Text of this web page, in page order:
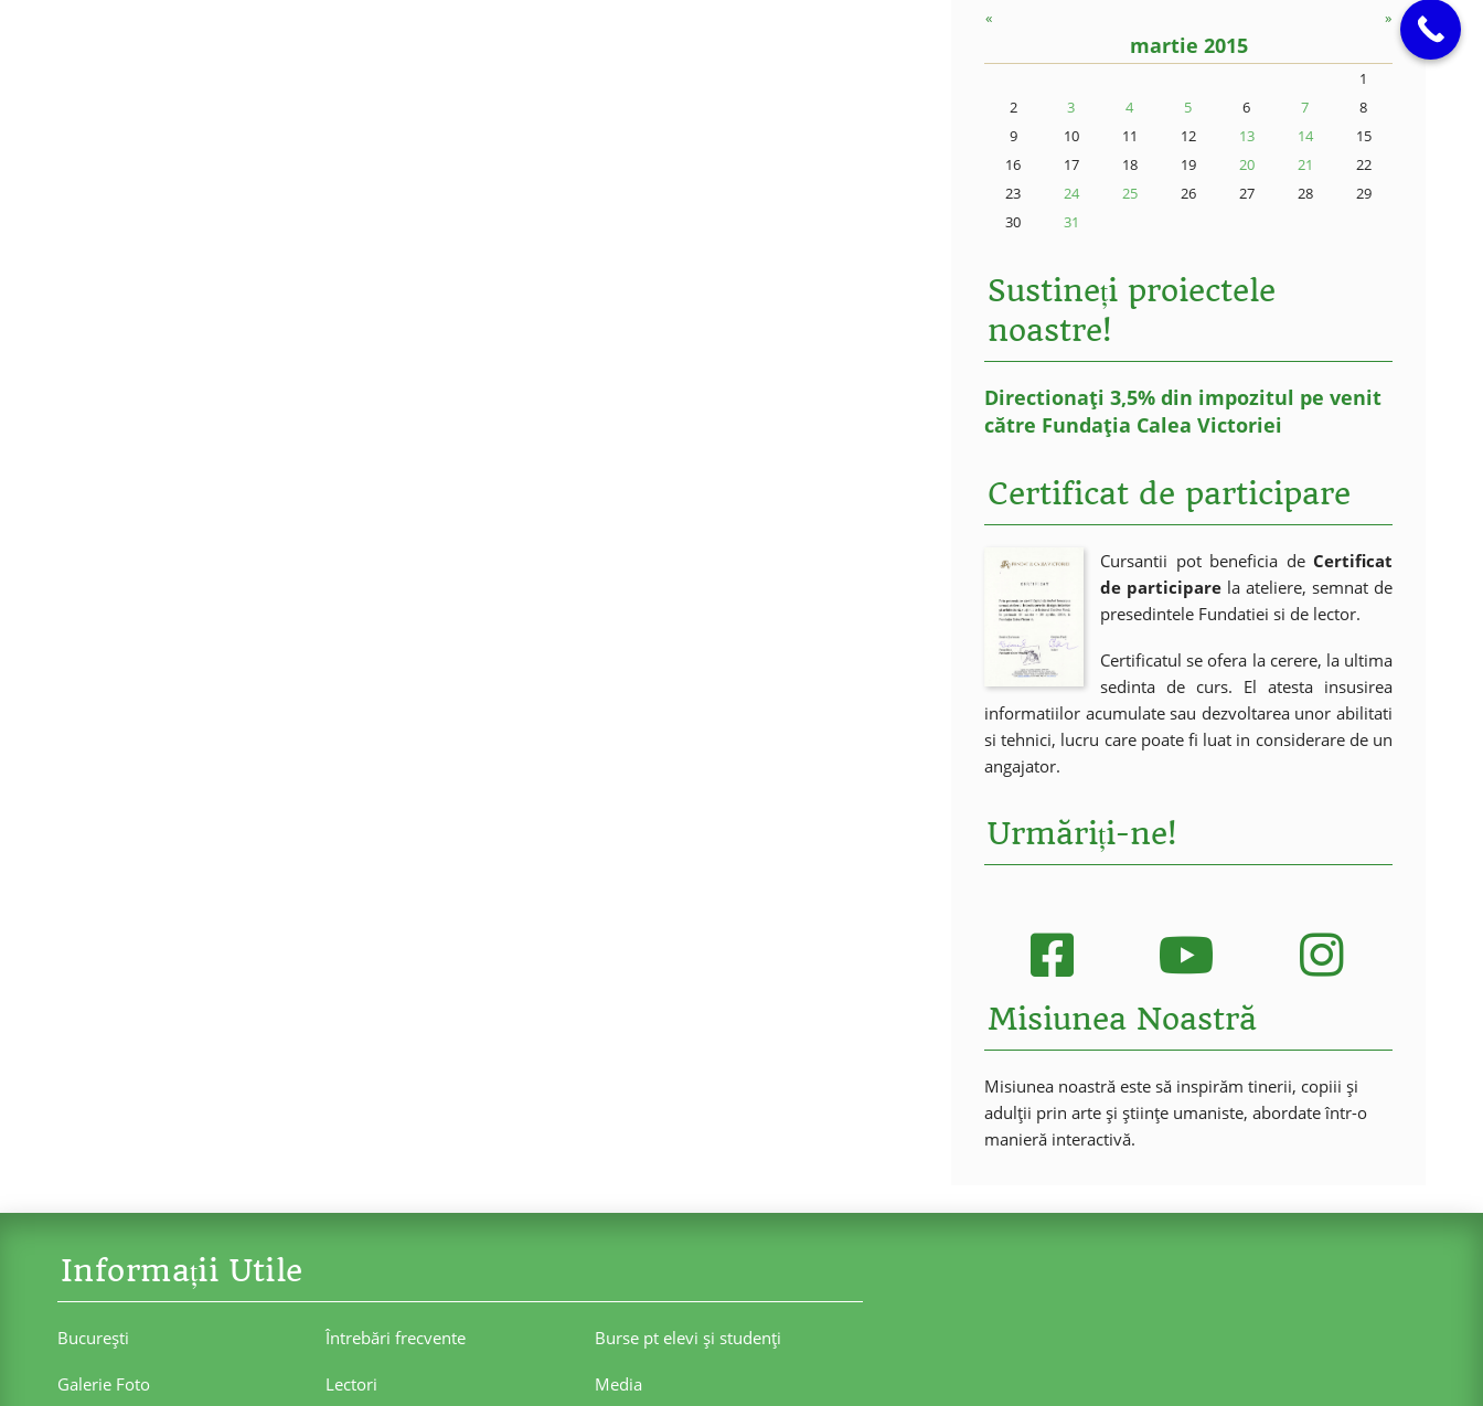
« »
martie 2015
1
2
3 4 5 6 7
8
9
10 11 12 13 14
15
16
17 18 19 20 21
22
23
24 25 26 27 28
29
30
31
Sustineți proiectele
noastre!
Directionați 3,5% din impozitul pe venit
către Fundația Calea Victoriei
Certificat de participare
Cursantii pot beneficia de Certificat
de participare la ateliere, semnat de
presedintele Fundatiei si de lector.
Certificatul se ofera la cerere, la ultima
sedinta de curs. El atesta insusirea
informatiilor acumulate sau dezvoltarea unor abilitati
si tehnici, lucru care poate fi luat in considerare de un
angajator.
Urmăriți-ne!
Misiunea Noastră
Misiunea noastră este să inspirăm tinerii, copiii și
adulții prin arte și științe umaniste, abordate într-o
manieră interactivă.
Informații Utile
Bucureşti Întrebări frecvente Burse pt elevi şi studenţi
Galerie Foto Lectori Media